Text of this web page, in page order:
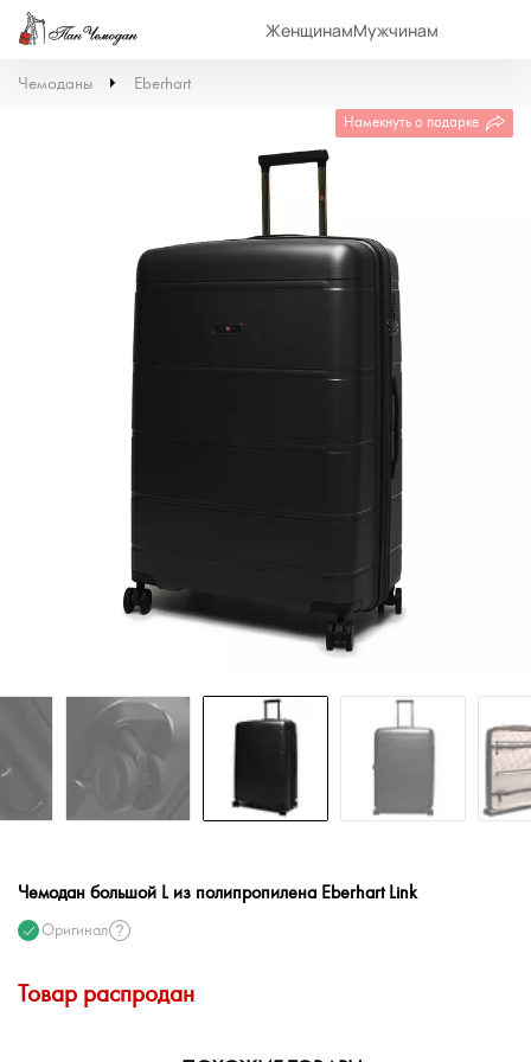
ЖенщинамМужчинам
Чемоданы Eberhart
Намекнуть о подарке
Чемодан большой L из полипропилена Eberhart Link
Оригинал
Товар распродан